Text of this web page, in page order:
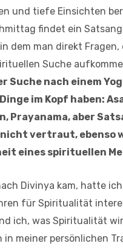
und tiefe Einsichten
findet ein
dem man direkt
Suche
Suche nach einem
im Kopf haben:
Prayanama, aber
vertraut, ebenso
eines spirituellen
Divinya kam, hatte
für Spiritualität
ich, was Spiritualität
in meiner persönlichen